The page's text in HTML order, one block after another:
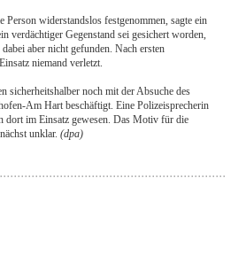
Person widerstandslos festgenommen, sagte ein
verdächtiger Gegenstand sei gesichert worden,
aber nicht gefunden. Nach ersten
niemand verletzt.
sicherheitshalber noch mit der Absuche des
Am Hart beschäftigt. Eine Polizeisprecherin
dort im Einsatz gewesen. Das Motiv für die
unklar.(dpa)